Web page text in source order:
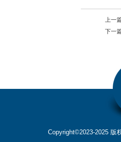
上一
下一
Copyright©2023-2025 版